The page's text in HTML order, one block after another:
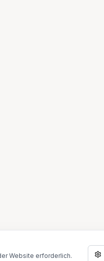
Website erforderlich.